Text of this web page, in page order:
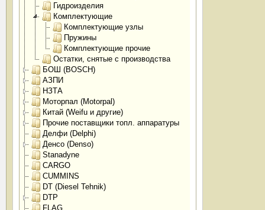
Гидроизделия
Комплектующие
Комплектующие узлы
Пружины
Комплектующие прочие
Остатки, снятые с производства
БОШ (BOSCH)
АЗПИ
НЗТА
Моторпал (Motorpal)
Китай (Weifu и другие)
Прочие поставщики топл. аппаратуры
Делфи (Delphi)
Денсо (Denso)
Stanadyne
CARGO
CUMMINS
DT (Diesel Tehnik)
DTP
FLAG